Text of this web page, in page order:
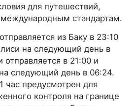
для путешествий,
стандартам.
из Баку в 23:10
на следующий день в
отправляется в 21:00 и
следующий день в 06:24.
час предусмотрен для
контроля на границе